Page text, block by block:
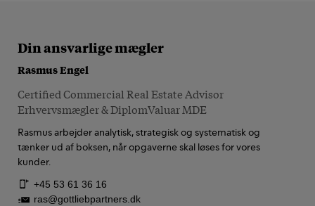
Din ansvarlige mægler
Rasmus Engel
Certified Commercial Real Estate Advisor
Erhvervsmægler & DiplomValuar MDE
Rasmus arbejder analytisk, strategisk og systematisk og
tænker ud af boksen, når opgaverne skal løses for vores
kunder.
+45 53 61 36 16
ras@gottliebpartners.dk